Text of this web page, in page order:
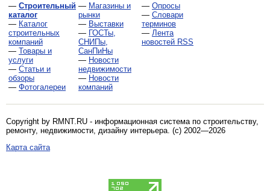
— Строительный
каталог
— Каталог
строительных
компаний
— Товары и
услуги
— Статьи и
обзоры
— Фотогалереи
— Магазины и
рынки
— Выставки
— ГОСТы,
СНИПы,
СанПиНы
— Новости
недвижимости
— Новости
компаний
— Опросы
— Словари
терминов
— Лента
новостей RSS
Copyright by RMNT.RU - информационная система по строительству,
ремонту, недвижимости, дизайну интерьера . (c) 2002—2026
Карта сайта